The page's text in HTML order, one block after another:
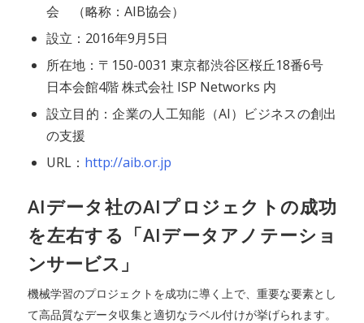
会 （略称：AIB協会）
設立：2016年9月5日
所在地：〒150-0031 東京都渋谷区桜丘18番6号
日本会館4階 株式会社 ISP Networks 内
設立目的：企業の人工知能（AI）ビジネスの創出
の支援
URL： http://aib.or.jp
AIデータ社のAIプロジェクトの成功
を左右する「AIデータアノテーショ
ンサービス」
機械学習のプロジェクトを成功に導く上で、重要な要素とし
て高品質なデータ収集と適切なラベル付けが挙げられます。